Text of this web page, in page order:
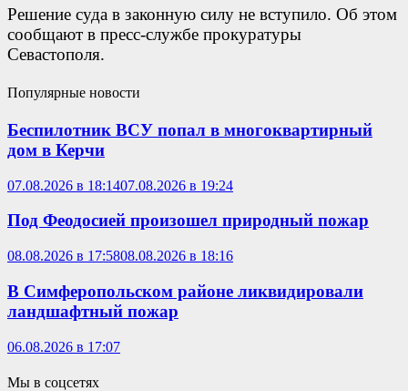
Решение суда в законную силу не вступило. Об этом
сообщают в пресс-службе прокуратуры
Севастополя.
Популярные новости
Беспилотник ВСУ попал в многоквартирный
дом в Керчи
07.08.2026 в 18:1407.08.2026 в 19:24
Под Феодосией произошел природный пожар
08.08.2026 в 17:5808.08.2026 в 18:16
В Симферопольском районе ликвидировали
ландшафтный пожар
06.08.2026 в 17:07
Мы в соцсетях